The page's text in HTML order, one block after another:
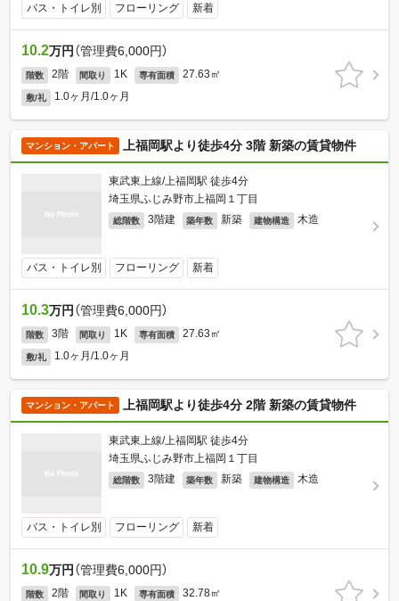
バス・トイレ別 フローリング 新着
10.2万円 （管理費6,000円）
階数 2階 間取り 1K 専有面積 27.63㎡
敷/礼 1.0ヶ月/1.0ヶ月
マンション・アパート 上福岡駅より徒歩4分 3階 新築の賃貸物件
東武東上線/上福岡駅 徒歩4分
埼玉県ふじみ野市上福岡１丁目
総階数 3階建 築年数 新築 建物構造 木造
バス・トイレ別 フローリング 新着
10.3万円 （管理費6,000円）
階数 3階 間取り 1K 専有面積 27.63㎡
敷/礼 1.0ヶ月/1.0ヶ月
マンション・アパート 上福岡駅より徒歩4分 2階 新築の賃貸物件
東武東上線/上福岡駅 徒歩4分
埼玉県ふじみ野市上福岡１丁目
総階数 3階建 築年数 新築 建物構造 木造
バス・トイレ別 フローリング 新着
10.9万円 （管理費6,000円）
階数 2階 間取り 1K 専有面積 32.78㎡